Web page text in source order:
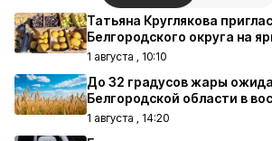
Татьяна Круглякова
Белгородского округа на
1 августа , 10:10
До 32 градусов жары
Белгородской области в
1 августа , 14:20